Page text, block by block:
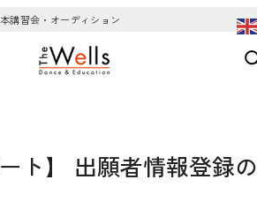
講習会・オーディション
ート】 出願者情報登録の